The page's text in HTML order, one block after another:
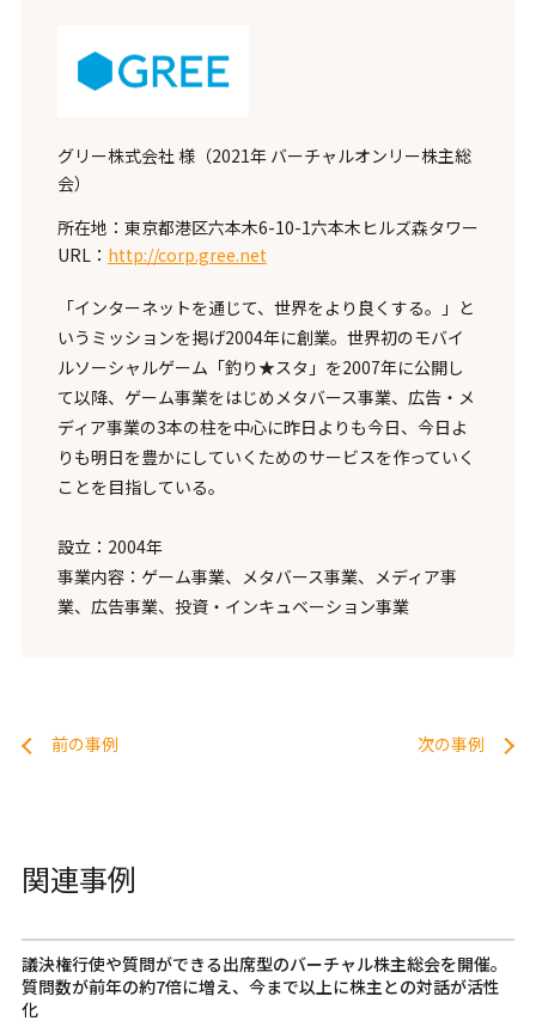
グリー株式会社 様（2021年 バーチャルオンリー株主総
会）
所在地：東京都港区六本木6-10-1六本木ヒルズ森タワー
URL： http://corp.gree.net
「インターネットを通じて、世界をより良くする。」と
いうミッションを掲げ2004年に創業。世界初のモバイ
ルソーシャルゲーム「釣り★スタ」を2007年に公開し
て以降、ゲーム事業をはじめメタバース事業、広告・メ
ディア事業の3本の柱を中心に昨日よりも今日、今日よ
りも明日を豊かにしていくためのサービスを作っていく
ことを目指している。
設立：2004年
事業内容：ゲーム事業、メタバース事業、メディア事
業、広告事業、投資・インキュベーション事業
前の事例 次の事例
関連事例
議決権行使や質問ができる出席型のバーチャル株主総会を開催。
質問数が前年の約7倍に増え、今まで以上に株主との対話が活性
化